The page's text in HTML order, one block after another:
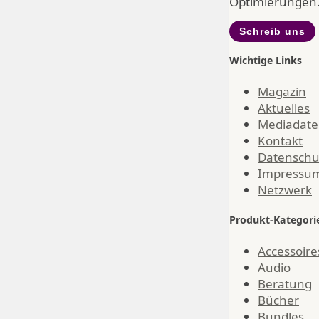
Schreib uns
Wichtige Links
Magazin
Aktuelles
Kontakt
Netzwerk
Produkt-
Audio
Beratung
Bücher